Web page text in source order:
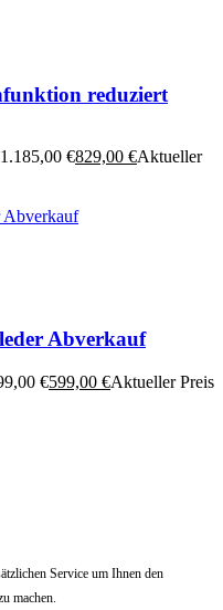
reduziert
€829,00 €Aktueller
Abverkauf
€599,00 €Aktueller Preis
Service um Ihnen den
machen.